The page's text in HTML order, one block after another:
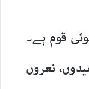
قوم ہے۔
نعروں